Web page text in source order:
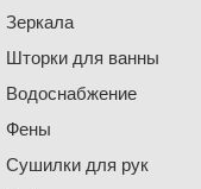
Зеркала
Шторки для ванны
Водоснабжение
Фены
Сушилки для рук